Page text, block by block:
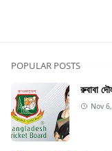
POPULAR POSTS
রুবাবা
Nov